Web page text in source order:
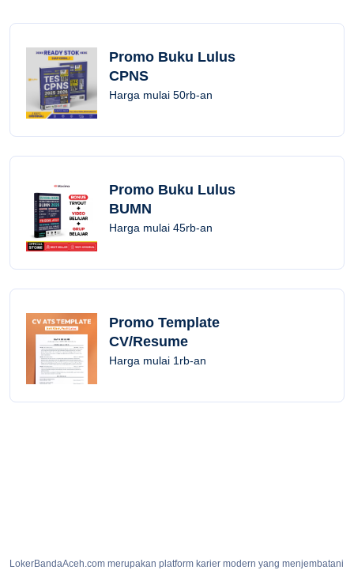
Promo Buku Lulus
CPNS
Harga mulai 50rb-an
Promo Buku Lulus
BUMN
Harga mulai 45rb-an
Promo Template
CV/Resume
Harga mulai 1rb-an
LokerBandaAceh.com merupakan platform karier modern yang menjembatani